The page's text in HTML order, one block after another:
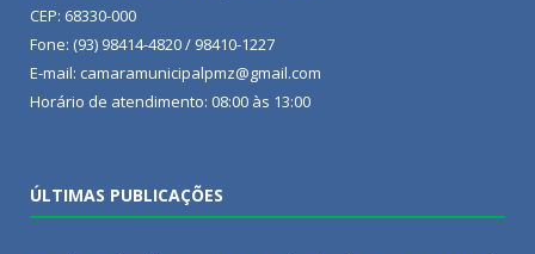
CEP: 68330-000
Fone: (93) 98414-4820 / 98410-1227
E-mail: camaramunicipalpmz@gmail.com
Horário de atendimento: 08:00 às 13:00
ÚLTIMAS PUBLICAÇÕES